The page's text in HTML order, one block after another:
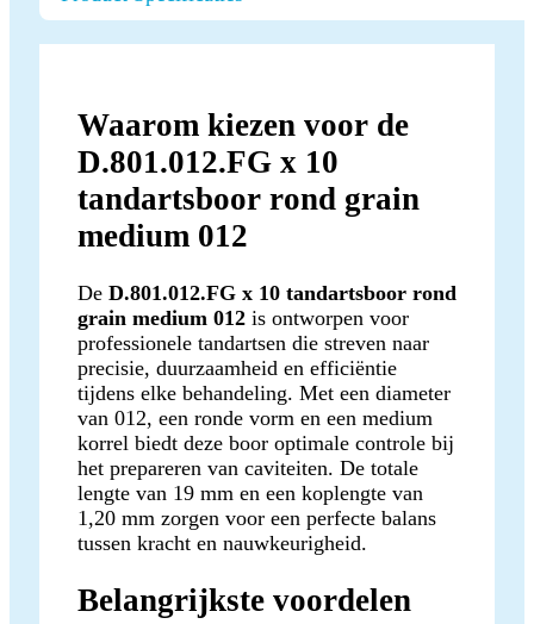
Waarom kiezen voor de
D.801.012.FG x 10
tandartsboor rond grain
medium 012
De D.801.012.FG x 10 tandartsboor rond
grain medium 012 is ontworpen voor
professionele tandartsen die streven naar
precisie, duurzaamheid en efficiëntie
tijdens elke behandeling. Met een diameter
van 012, een ronde vorm en een medium
korrel biedt deze boor optimale controle bij
het prepareren van caviteiten. De totale
lengte van 19 mm en een koplengte van
1,20 mm zorgen voor een perfecte balans
tussen kracht en nauwkeurigheid.
Belangrijkste voordelen